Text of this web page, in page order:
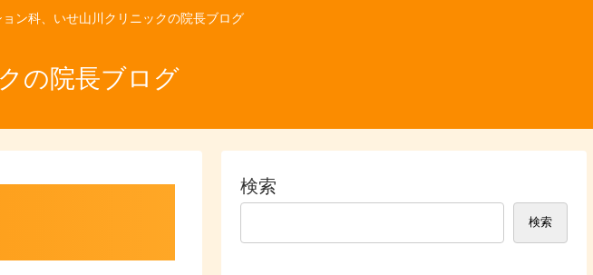
ン科、いせ山川クリニックの院長ブログ
の院長ブログ
検索
検索